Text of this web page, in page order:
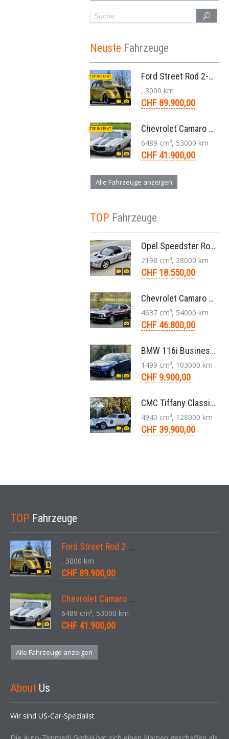
Neuste Fahrzeuge
TOP INSERAT Ford Street Rod 2-Door V8 Aut. 1937
, 3000 km
CHF 89.900,00
TOP INSERAT Chevrolet Camaro SS 396 LS3 Coupe Aut. 1971
6489 cm³, 53000 km
CHF 41.900,00
Alle Fahrzeuge anzeigen
TOP Fahrzeuge
Opel Speedster Roadster 2.2 L Targa 5-Gang 2002
2198 cm³, 28000 km
CHF 18.550,00
Chevrolet Camaro Coupé 1. Generation V8 Aut. 1967
4637 cm³, 54000 km
CHF 46.800,00
BMW 116i Business 1er F20 Limousine 1.5 6-Gang 2016
1499 cm³, 103000 km
CHF 9.900,00
CMC Tiffany Classic Coupé Neoklassiker 5.0 V8 1991
4940 cm³, 128000 km
CHF 39.900,00
TOP Fahrzeuge
Ford Street Rod 2-Door V8 Aut. 1937
, 3000 km
CHF 89.900,00
Chevrolet Camaro SS 396 LS3 Coupe Aut. 1971
6489 cm³, 53000 km
CHF 41.900,00
Alle Fahrzeuge anzeigen
About Us
Wir sind US-Car-Spezialist